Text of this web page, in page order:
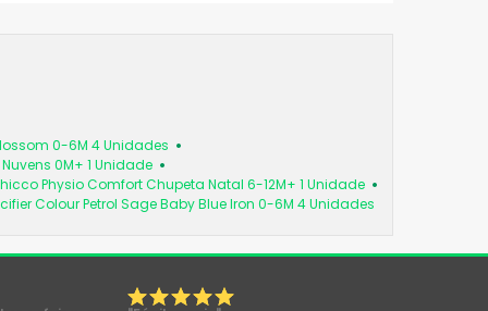
0-6M 4 Unidades
0M+ 1 Unidade
Physio Comfort Chupeta Natal 6-12M+ 1 Unidade
Colour Petrol Sage Baby Blue Iron 0-6M 4 Unidades